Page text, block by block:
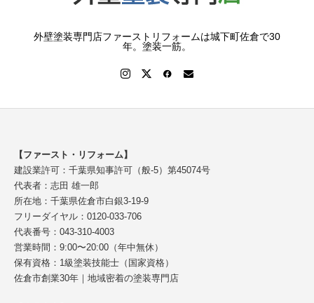
外壁塗装専門店ファーストリフォームは城下町佐倉で30
年。塗装一筋。
【ファースト・リフォーム】
建設業許可：千葉県知事許可（般-5）第45074号
代表者：志田 雄一郎
所在地：千葉県佐倉市白銀3-19-9
フリーダイヤル：0120-033-706
代表番号：043-310-4003
営業時間：9:00〜20:00（年中無休）
保有資格：1級塗装技能士（国家資格）
佐倉市創業30年｜地域密着の塗装専門店